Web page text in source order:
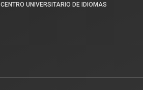
CENTRO UNIVERSITARIO DE IDIOMAS